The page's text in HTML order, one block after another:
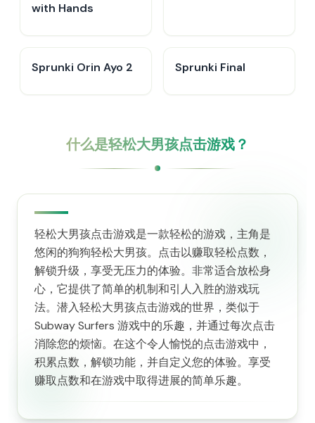
with Hands
Sprunki Orin Ayo 2 Sprunki Final
什么是轻松大男孩点击游戏？
轻松大男孩点击游戏是一款轻松的游戏，主角是
悠闲的狗狗轻松大男孩。点击以赚取轻松点数，
解锁升级，享受无压力的体验。非常适合放松身
心，它提供了简单的机制和引人入胜的游戏玩
法。潜入轻松大男孩点击游戏的世界，类似于
Subway Surfers 游戏中的乐趣，并通过每次点击
消除您的烦恼。在这个令人愉悦的点击游戏中，
积累点数，解锁功能，并自定义您的体验。享受
赚取点数和在游戏中取得进展的简单乐趣。